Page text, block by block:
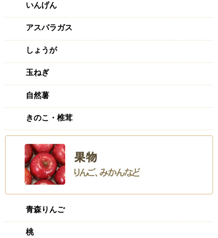
いんげん
アスパラガス
しょうが
玉ねぎ
自然薯
きのこ・椎茸
青森りんご
桃